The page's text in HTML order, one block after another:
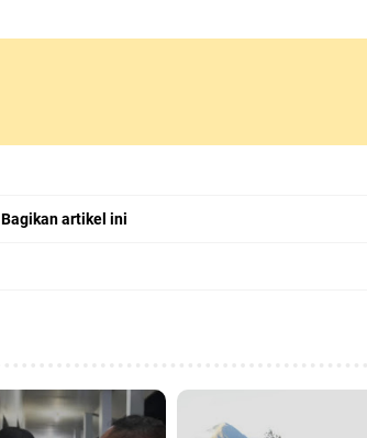
Bagikan artikel ini